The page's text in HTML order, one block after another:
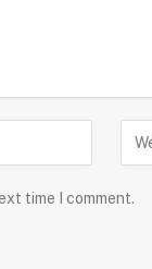
time I comment.